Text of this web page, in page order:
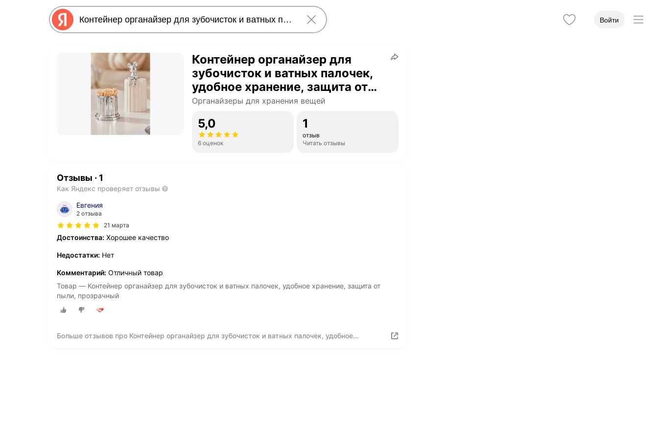
Войти
Контейнер органайзер для
зубочисток и ватных палочек,
удобное хранение, защита от
пыли, прозрачный
Органайзеры для хранения вещей
5,0
6 оценок
1
отзыв
Читать отзывы
Отзывы · 1
Как Яндекс проверяет отзывы
Евгения
2 отзыва
21 марта
Достоинства: Хорошее качество
Недостатки: Нет
Комментарий: Отличный товар
Товар — Контейнер органайзер для зубочисток и ватных палочек, удобное хранение, защита от
пыли, прозрачный
Больше отзывов про Контейнер органайзер для зубочисток и ватных палочек, удобное